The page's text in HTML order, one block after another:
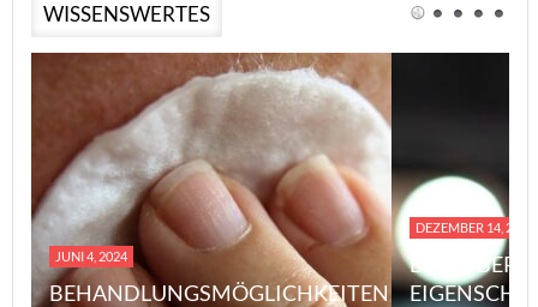
WISSENSWERTES
JUNI 4, 2024
BEHANDLUNGSMÖGLICHKEITEN
DEZEMBER 14, 2023
EINE